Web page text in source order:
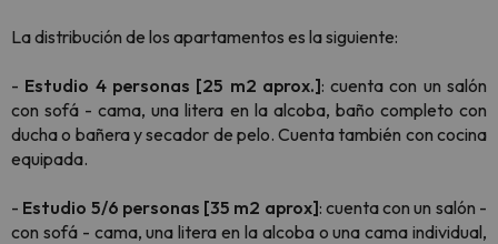
La distribución de los apartamentos es la siguiente:
- Estudio 4 personas [25 m2 aprox.]: cuenta con un salón
con sofá - cama, una litera en la alcoba, baño completo con
ducha o bañera y secador de pelo. Cuenta también con cocina
equipada.
- Estudio 5/6 personas [35 m2 aprox]: cuenta con un salón -
con sofá - cama, una litera en la alcoba o una cama individual,